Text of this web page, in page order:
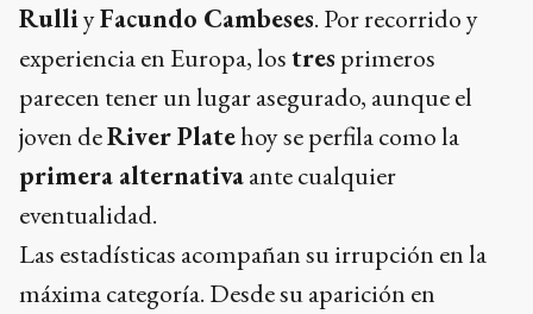
RulliyFacundo Cambeses. Por recorrido y
experiencia en Europa, lostres primeros
parecen tener un lugar asegurado, aunque el
joven deRiver Platehoy se perfila como la
primera alternativaante cualquier
eventualidad.
Las estadísticas acompañan su irrupción en la
máxima categoría. Desde su aparición en